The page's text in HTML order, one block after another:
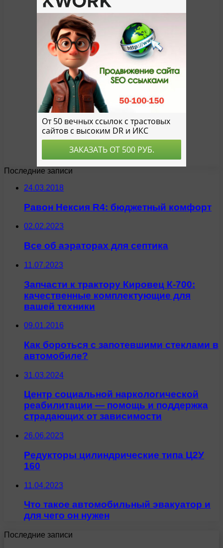
Последние записи
24.03.2018
Равон Нексия R4: бюджетный комфорт
02.02.2023
Все об аэраторах для септика
11.07.2023
Запчасти к трактору Кировец К-700:
качественные комплектующие для
вашей техники
09.01.2016
Как бороться с запотевшими стеклами в
автомобиле?
31.03.2024
Центр социальной наркологической
реабилитации — помощь и поддержка
страдающих от зависимости
26.06.2023
Редукторы цилиндрические типа Ц2У
160
11.04.2023
Что такое автомобильный эвакуатор и
для чего он нужен
Последние записи